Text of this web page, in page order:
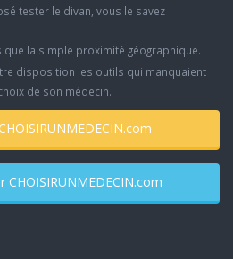
tester le divan, vous le savez
la simple proximité géographique.
disposition les outils qui manquaient
de son médecin.
rôle de CHOISIRUNMEDECIN.com
Quand utiliser CHOISIRUNMEDECIN.com